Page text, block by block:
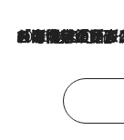
2026.8.3
「今後値上げがあるとすれば…」「リスクがあるのは今年の冬」エネルギー専門家が語る、ホルムズ海峡封鎖が家庭にもたらす“ある心配”